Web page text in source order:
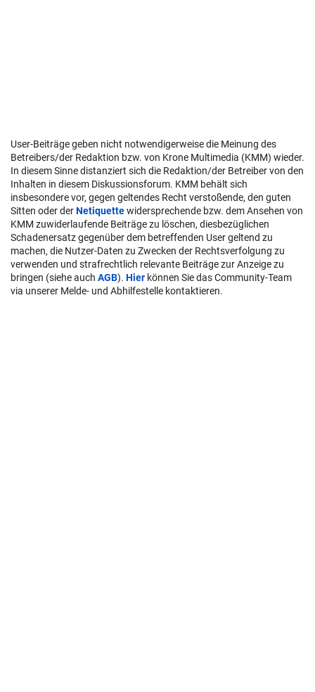
User-Beiträge geben nicht notwendigerweise die Meinung des
Betreibers/der Redaktion bzw. von Krone Multimedia (KMM) wieder.
In diesem Sinne distanziert sich die Redaktion/der Betreiber von den
Inhalten in diesem Diskussionsforum. KMM behält sich
insbesondere vor, gegen geltendes Recht verstoßende, den guten
Sitten oder derNetiquettewidersprechende bzw. dem Ansehen von
KMM zuwiderlaufende Beiträge zu löschen, diesbezüglichen
Schadenersatz gegenüber dem betreffenden User geltend zu
machen, die Nutzer-Daten zu Zwecken der Rechtsverfolgung zu
verwenden und strafrechtlich relevante Beiträge zur Anzeige zu
bringen (siehe auch AGB). Hier können Sie das Community-Team
via unserer Melde- und Abhilfestelle kontaktieren.